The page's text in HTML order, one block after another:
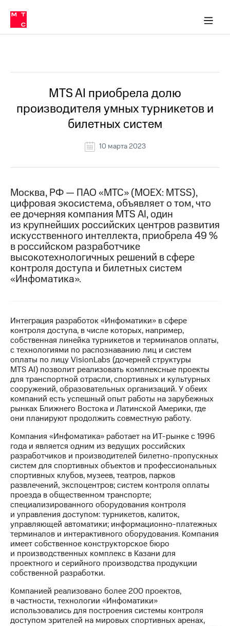
Медиа-центр
и акционерам
Устойчивое развитие
Комплаенс и деловая этика
компании
Карьера
История
компании
Руководство
информация
Контакты
Медиа-центр
Пресс-
релизы
МТС
о технологиях
Достижения
Финансовая
отчетность
Контакты
Новости
в
регионе
и акционерам
Корпоративное
управление
Корпоративный
секретарь
Раскрытие
информации
Информация
акционерам
Документы
ПАО
"МТС"
Собрания
акционеров
Личный
кабинет
акционера
Акционерный
капитал
Контроль
и
аудит
в МТС
Пресс-
релизы
о технологиях
MTS AI приобрела долю
производителя умных турникетов и
билетных систем
10 марта 2023
Москва, РФ — ПАО «МТС» (MOEX: MTSS),
цифровая экосистема, объявляет о том, что
ее дочерняя компания MTS AI, один
из крупнейших российских центров развития
искусственного интеллекта, приобрела 49 %
в российском разработчике
высокотехнологичных решений в сфере
контроля доступа и билетных систем
«Инфоматика».
Интеграция разработок «Инфоматики» в сфере
контроля доступа, в числе которых, например,
собственная линейка турникетов и терминалов оплаты,
с технологиями по распознаванию лиц и систем
оплаты по лицу VisionLabs (дочерней структуры
MTS AI) позволит реализовать комплексные проекты
для транспортной отрасли, спортивных и культурных
сооружений, образовательных организаций. У обеих
компаний есть успешный опыт работы на зарубежных
рынках Ближнего Востока и Латинской Америки, где
они планируют продолжить совместную работу.
Компания «Инфоматика» работает на ИТ-рынке с 1996
года и является одним из ведущих российских
разработчиков и производителей билетно-пропускных
систем для спортивных объектов и профессиональных
спортивных клубов, музеев, театров, парков
развлечений, экспоцентров; систем контроля оплаты
проезда в общественном транспорте;
специализированного оборудования контроля
и управления доступом: турникетов, калиток,
управляющей автоматики; информационно-платежных
терминалов и интерактивного оборудования. Компания
имеет собственное конструкторское бюро
и производственных комплекс в Казани для
проектного и серийного производства продукции
собственной разработки.
Компанией реализовано более 200 проектов,
в частности, технологии «Инфоматики»
использовались для построения системы контроля
доступом зрителей на мировых спортивных аренах,